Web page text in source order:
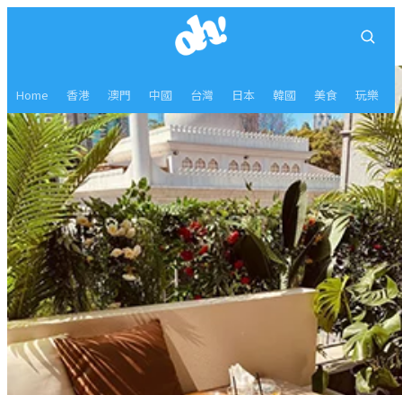
Home 香港 澳門 中國 台灣 日本 韓國 美食 玩樂